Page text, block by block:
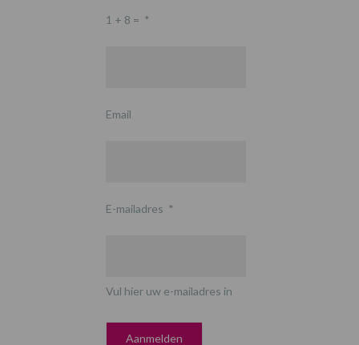
1 + 8 = *
Email
E-mailadres *
Vul hier uw e-mailadres in